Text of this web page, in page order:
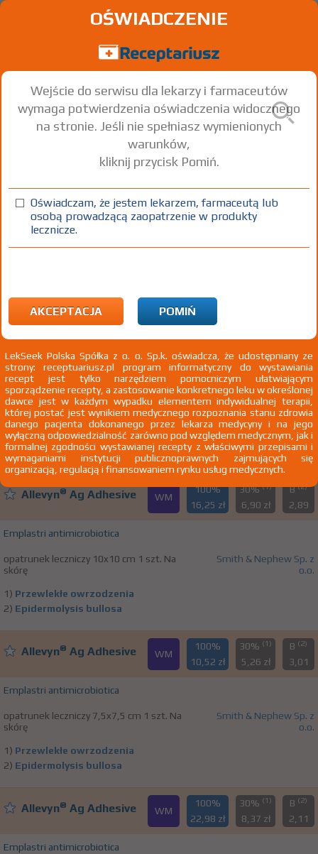
Znaleziono wyników:
L97 Owrzodzenie kończyny dolnej, niesklasyfikowane
gdzie indziej
Actisept OTC
100%
17,29 zł
Polyvidoni iodum
krem 100 mg/g 1 op. 1 g
Na skórę
Przedsiębiorstwo Produkcji Farmaceutycznej
Hasco-Lek SA
Allevyn® Ag Adhesive WM
100%
16,25 zł
30%(1)
6,90 zł
B(2)
2,89
Emplastri antimicrobiotica
opatrunek leczniczy 10x10 cm 1 szt. Na
skórę
Smith & Nephew Sp. z
o.o.
1) Przewlekłe owrzodzenia
2) Epidermolysis bullosa
Allevyn® Ag Adhesive WM
100%
10,52 zł
30% (1)
5,26 zł
B (2)
3,01
Emplastri antimicrobiotica
opatrunek leczniczy 7,5x7,5 cm 1 szt. Na
skórę
Smith & Nephew Sp. z
o.o.
1) Przewlekłe owrzodzenia
2) Epidermolysis bullosa
Allevyn® Ag Adhesive WM
100%
22,98 zł
30% (1)
8,37 zł
B (2)
2,11
Emplastri antimicrobiotica
OŚWIADCZENIE
Wejście do serwisu dla lekarzy i farmaceutów
wymaga potwierdzenia oświadczenia widocznego
na stronie. Jeśli nie spełniasz wymienionych
warunków,
kliknij przycisk Pomiń.
Oświadczam, że jestem lekarzem, farmaceutą lub
osobą prowadzącą zaopatrzenie w produkty
lecznicze.
AKCEPTACJA POMIŃ
LekSeek Polska Spółka z o. o. Sp.k. oświadcza, że udostępniany ze
strony: receptuariusz.pl program informatyczny do wystawiania
recept jest tylko narzędziem pomocniczym ułatwiającym
sporządzenie recepty, a zastosowanie konkretnego leku w określonej
dawce jest w każdym wypadku elementem indywidualnej terapii,
której postać jest wynikiem medycznego rozpoznania stanu zdrowia
danego pacjenta dokonanego przez lekarza medycyny i na jego
wyłączną odpowiedzialność zarówno pod względem medycznym, jak i
formalnej zgodności wystawianej recepty z właściwymi przepisami i
wymaganiami instytucji publicznoprawnych zajmujących się
organizacją, regulacją i finansowaniem rynku usług medycznych.